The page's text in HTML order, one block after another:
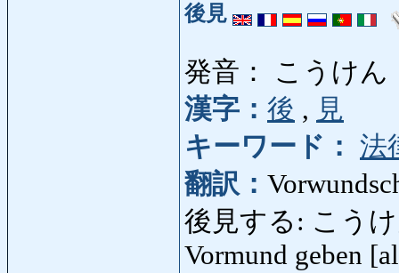
後見
発音： こうけん
漢字： 後 , 見
キーワード： 法
翻訳：
後見する: こうけ
Vormund geben